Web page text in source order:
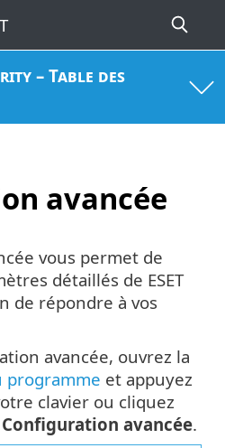
– Table des
avancée
vous permet de
détaillés de ESET
de répondre à vos
avancée, ouvrez la
programme et appuyez
clavier ou cliquez
Configuration avancée.